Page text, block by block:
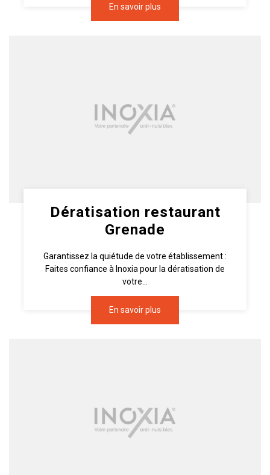
En savoir plus
Dératisation restaurant
Grenade
Garantissez la quiétude de votre établissement :
Faites confiance à Inoxia pour la dératisation de
votre...
En savoir plus